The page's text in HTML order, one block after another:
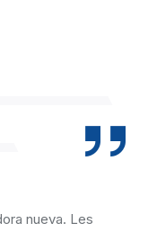
nueva. Les